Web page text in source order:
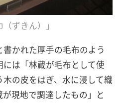
ずきん）」
かれた厚手の毛布のよう
は「林蔵が毛布として使
の皮をはぎ、水に浸して織
現地で調達したもの」と